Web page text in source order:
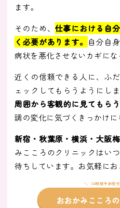
ます。
そのため、仕事における自
く必要があります。 自分自
病状を悪化させないカギにな
近くの信頼できる人に、ふ
ェックしてもらうようにしま
周囲から客観的に見てもら
調の変化に気づくきっかけに
新宿・秋葉原・横浜・大阪
みこころのクリニックはい
待ちしています。お気軽にお
24時間予約受
おおかみこころ